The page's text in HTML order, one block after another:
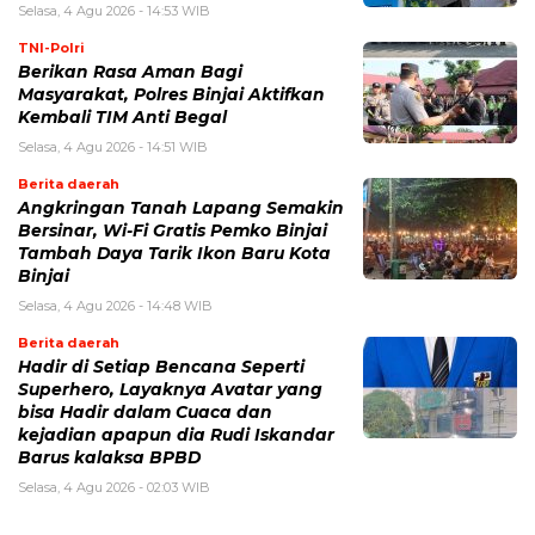
Selasa, 4 Agu 2026 - 14:53 WIB
TNI-Polri
Berikan Rasa Aman Bagi
Masyarakat, Polres Binjai Aktifkan
Kembali TIM Anti Begal
Selasa, 4 Agu 2026 - 14:51 WIB
Berita daerah
Angkringan Tanah Lapang Semakin
Bersinar, Wi-Fi Gratis Pemko Binjai
Tambah Daya Tarik Ikon Baru Kota
Binjai
Selasa, 4 Agu 2026 - 14:48 WIB
Berita daerah
Hadir di Setiap Bencana Seperti
Superhero, Layaknya Avatar yang
bisa Hadir dalam Cuaca dan
kejadian apapun dia Rudi Iskandar
Barus kalaksa BPBD
Selasa, 4 Agu 2026 - 02:03 WIB